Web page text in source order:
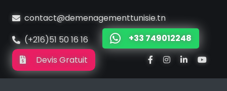
contact@demenagementtunisie.tn
(+216)51 50 16 16
+33 749012248
Devis Gratuit